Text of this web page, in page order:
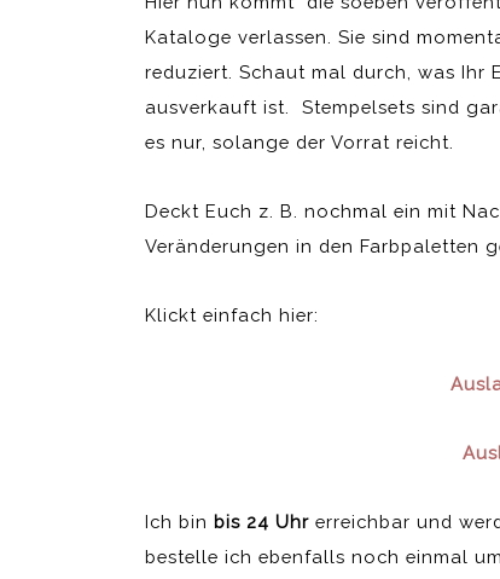
Kataloge verlassen. Sie sind
reduziert. Schaut mal durch, was Ihr
ausverkauft ist. Stempelsets sind
es nur, solange der Vorrat reicht.
Deckt Euch z. B. nochmal ein mit
Veränderungen in den Farbpaletten
Klickt einfach hier:
Ich bin bis 24 Uhrerreichbar und
bestelle ich ebenfalls noch einmal um